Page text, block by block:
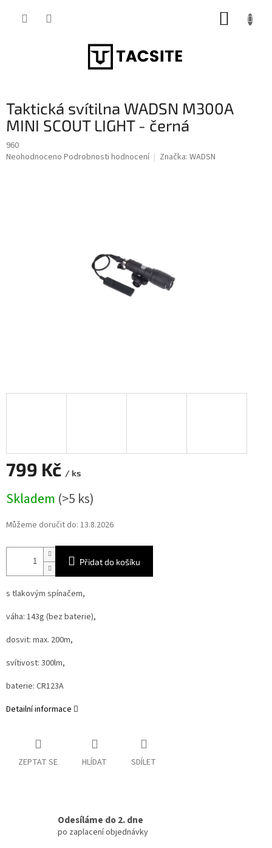
Taktická svítilna WADSN M300A
MINI SCOUT LIGHT - černá
960
Průměrné
Neohodnoceno Podrobnosti hodnocení Značka: WADSN
799 Kč / ks
cena:
Skladem (>5 ks)
Můžeme doručit do: 13.8.2026
Přidat do košíku
s tlakovým spínačem,
váha: 143g (bez baterie),
dosvit: max. 200m,
svítivost: 300lm,
baterie: CR123A
Detailní informace
ZEPTAT SE HLÍDAT SDÍLET
Odesíláme do 2. dne
po zaplacení objednávky